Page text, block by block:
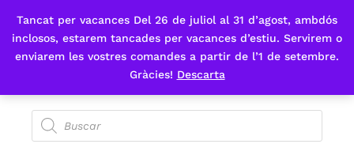
Tancat per vacances Del 26 de juliol al 31 d’agost, ambdós
inclosos, estarem tancades per vacances d’estiu. Servirem o
enviarem les vostres comandes a partir de l’1 de setembre.
Gràcies! Descarta
Fes-te'n sòcia